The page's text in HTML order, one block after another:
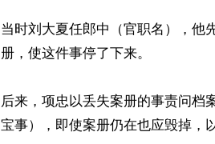
当时刘大夏任郎中（官职名），他
册，使这件事停了下来。
后来，项忠以丢失案册的事责问档
宝事），即使案册仍在也应毁掉，